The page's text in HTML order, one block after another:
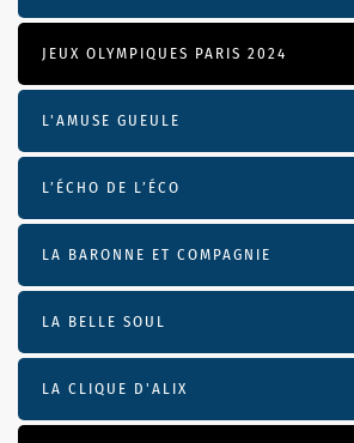
JEUX OLYMPIQUES PARIS 2024
L'AMUSE GUEULE
L’ÉCHO DE L’ÉCO
LA BARONNE ET COMPAGNIE
LA BELLE SOUL
LA CLIQUE D'ALIX